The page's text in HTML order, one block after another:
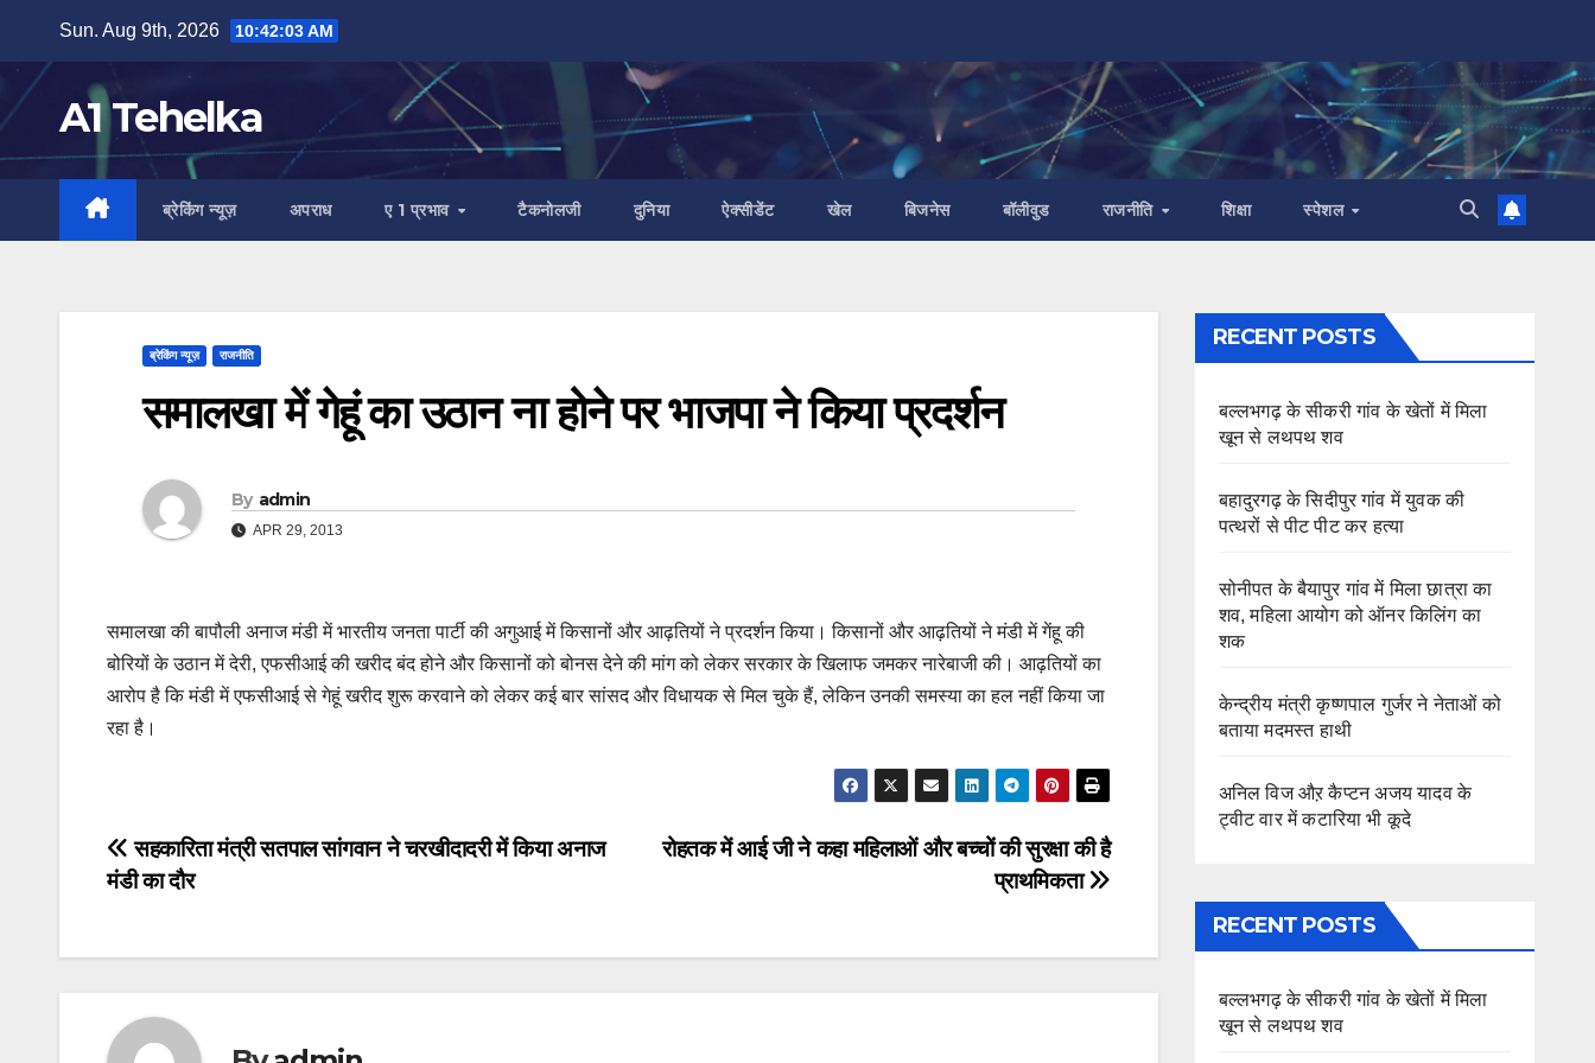
content
Sun. Aug 9th, 2026 10:42:04 AM
A1 Tehelka
ब्रेकिंग न्यूज़ अपराध ए 1 प्रभाव टैकनोलजी दुनिया ऐक्सीडेंट खेल बिजनेस बॉलीवुड राजनीति शिक्षा स्पेशल
ब्रेकिंग न्यूज़ राजनीति
समालखा में गेहूं का उठान ना होने पर भाजपा ने किया प्रदर्शन
By admin
APR 29, 2013
समालखा की बापौली अनाज मंडी में भारतीय जनता पार्टी की अगुआई में किसानों और आढ़तियों ने प्रदर्शन किया। किसानों और आढ़तियों ने मंडी में गेंहू की
बोरियों के उठान में देरी, एफसीआई की खरीद बंद होने और किसानों को बोनस देने की मांग को लेकर सरकार के खिलाफ जमकर नारेबाजी की। आढ़तियों का
आरोप है कि मंडी में एफसीआई से गेहूं खरीद शुरू करवाने को लेकर कई बार सांसद और विधायक से मिल चुके हैं, लेकिन उनकी समस्या का हल नहीं किया जा
रहा है।
Post
रोहतक में आई जी ने कहा महिलाओं और बच्चों की सुरक्षा की है
प्राथमिकता
सहकारिता मंत्री सतपाल सांगवान ने चरखीदादरी में किया अनाज
मंडी का दौर
RECENT POSTS
बल्लभगढ़ के सीकरी गांव के खेतों में मिला
खून से लथपथ शव
बहादुरगढ़ के सिदीपुर गांव में युवक की
पत्थरों से पीट पीट कर हत्या
सोनीपत के बैयापुर गांव में मिला छात्रा का
शव, महिला आयोग को ऑनर किलिंग का
शक
केन्द्रीय मंत्री कृष्णपाल गुर्जर ने नेताओं को
बताया मदमस्त हाथी
अनिल विज औऱ कैप्टन अजय यादव के
ट्वीट वार में कटारिया भी कूदे
RECENT POSTS
बल्लभगढ़ के सीकरी गांव के खेतों में मिला
खून से लथपथ शव